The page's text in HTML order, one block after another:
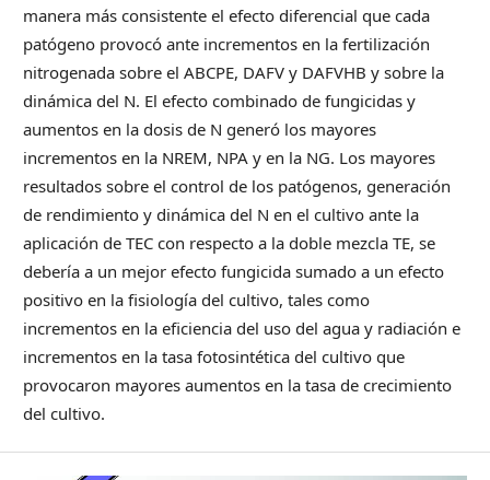
manera más consistente el efecto diferencial que cada
patógeno provocó ante incrementos en la fertilización
nitrogenada sobre el ABCPE, DAFV y DAFVHB y sobre la
dinámica del N. El efecto combinado de fungicidas y
aumentos en la dosis de N generó los mayores
incrementos en la NREM, NPA y en la NG. Los mayores
resultados sobre el control de los patógenos, generación
de rendimiento y dinámica del N en el cultivo ante la
aplicación de TEC con respecto a la doble mezcla TE, se
debería a un mejor efecto fungicida sumado a un efecto
positivo en la fisiología del cultivo, tales como
incrementos en la eficiencia del uso del agua y radiación e
incrementos en la tasa fotosintética del cultivo que
provocaron mayores aumentos en la tasa de crecimiento
del cultivo.